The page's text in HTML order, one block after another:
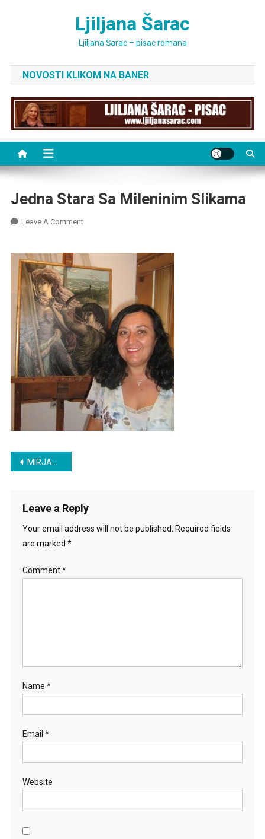
Ljiljana Šarac
Ljiljana Šarac – pisac romana
NOVOSTI KLIKOM NA BANER
Jedna Stara Sa Mileninim Slikama
Leave A CommentOn
Sa
Mileninim
Slikama
Post
MIRJANA MITROVIĆ: ONO ŠTO JE DOBRO PRONAĐE SVOJ PUT
Leave a Reply
Your email address will not be published.
Required fields
are marked *
Comment*
Name *
Email *
Website